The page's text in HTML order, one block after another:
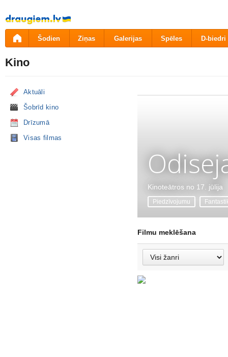
Pāriet
uz
saturu
Šodien Ziņas Galerijas Spēles D-biedri
Kino
Aktuāli
Šobrīd kino
Drīzumā
Visas filmas
Kinoteātros no 17. jūlija
Piedzīvojumu
Filmu meklēšana